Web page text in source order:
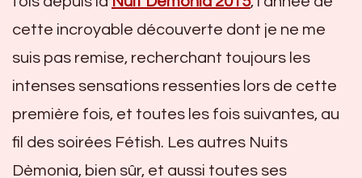
cette incroyable découverte dont je ne me
suis pas remise, recherchant toujours les
intenses sensations ressenties lors de cette
première fois, et toutes les fois suivantes, au
fil des soirées Fétish. Les autres Nuits
Dèmonia, bien sûr, et aussi toutes ses